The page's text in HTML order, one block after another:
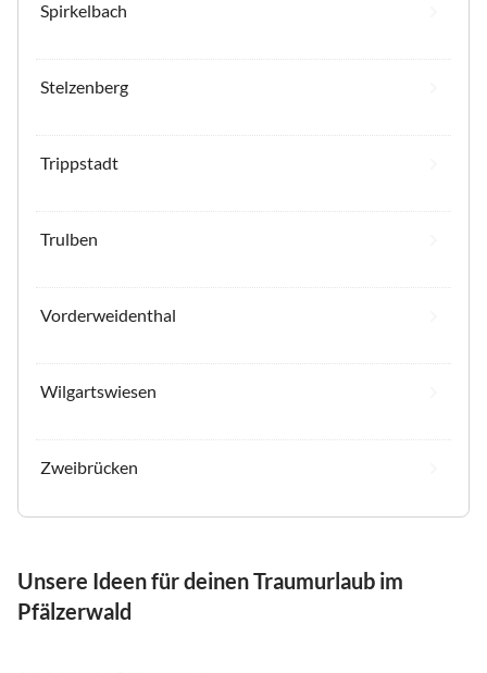
Spirkelbach
Stelzenberg
Trippstadt
Trulben
Vorderweidenthal
Wilgartswiesen
Zweibrücken
Unsere Ideen für deinen Traumurlaub im
Pfälzerwald